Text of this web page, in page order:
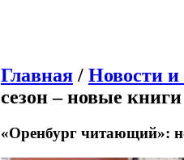
Главная / Новости
сезон – новые книги
«Оренбург читающий»: